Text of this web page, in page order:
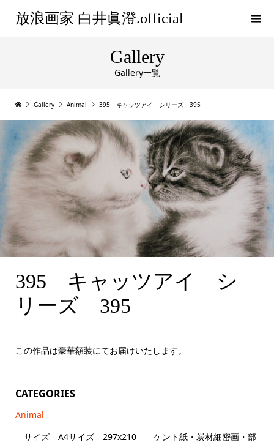
放浪画家 白井眞澄.official
Gallery
Gallery一覧
Gallery Animal 395 キャッツアイ シリーズ 395
395 キャッツアイシリーズ 184 A4サイズ
395 キャッツアイ シ
リーズ 395
この作品は豪華額装にてお届けいたします。
CATEGORIES
Animal
サイズ A4サイズ 297x210 ケント紙・炭材細密画・部